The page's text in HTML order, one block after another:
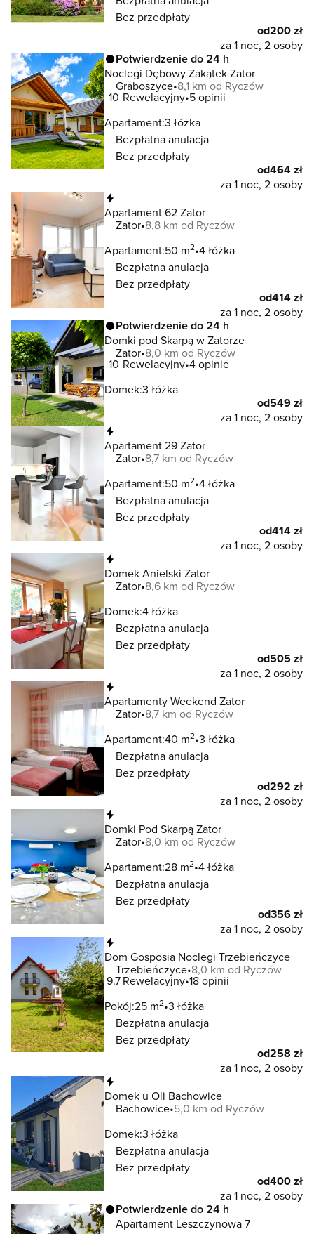
Bez przedpłaty
od200 zł
za 1 noc, 2 osoby
Potwierdzenie do 24 h
Noclegi Dębowy Zakątek Zator
Graboszyce 8,1 km od Ryczów
10 Rewelacyjny 5 opinii
Apartament:3 łóżka
Bezpłatna anulacja
Bez przedpłaty
od464 zł
za 1 noc, 2 osoby
Apartament 62 Zator
Zator 8,8 km od Ryczów
Apartament:50 m2 4 łóżka
Bezpłatna anulacja
Bez przedpłaty
od414 zł
za 1 noc, 2 osoby
Potwierdzenie do 24 h
Domki pod Skarpą w Zatorze
Zator 8,0 km od Ryczów
10 Rewelacyjny 4 opinie
Domek:3 łóżka
od549 zł
za 1 noc, 2 osoby
Apartament 29 Zator
Zator 8,7 km od Ryczów
Apartament:50 m2 4 łóżka
Bezpłatna anulacja
Bez przedpłaty
od414 zł
za 1 noc, 2 osoby
Domek Anielski Zator
Zator 8,6 km od Ryczów
Domek:4 łóżka
Bezpłatna anulacja
Bez przedpłaty
od505 zł
za 1 noc, 2 osoby
Apartamenty Weekend Zator
Zator 8,7 km od Ryczów
Apartament:40 m2 3 łóżka
Bezpłatna anulacja
Bez przedpłaty
od292 zł
za 1 noc, 2 osoby
Domki Pod Skarpą Zator
Zator 8,0 km od Ryczów
Apartament:28 m2 4 łóżka
Bezpłatna anulacja
Bez przedpłaty
od356 zł
za 1 noc, 2 osoby
Dom Gosposia Noclegi Trzebieńczyce
Trzebieńczyce 8,0 km od Ryczów
9.7Rewelacyjny 18 opinii
Pokój:25 m2 3 łóżka
Bezpłatna anulacja
Bez przedpłaty
od258 zł
za 1 noc, 2 osoby
Domek u Oli Bachowice
Bachowice 5,0 km od Ryczów
Domek:3 łóżka
Bezpłatna anulacja
Bez przedpłaty
od400 zł
za 1 noc, 2 osoby
Potwierdzenie do 24 h
Apartament Leszczynowa 7